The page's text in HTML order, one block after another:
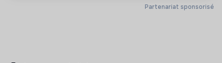
HandicapPartenariat sponsorisé